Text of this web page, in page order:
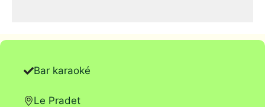
Bar karaoké
Le Pradet